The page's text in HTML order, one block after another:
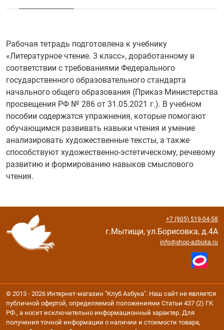
Рабочая тетрадь подготовлена к учебнику
«Литературное чтение. 3 класс», доработанному в
соответствии с требованиями Федерального
государственного образовательного стандарта
начального общего образования (Приказ Министерства
просвещения РФ № 286 от 31.05.2021 г.). В учебном
пособии содержатся упражнения, которые помогают
обучающимся развивать навыки чтения и умение
анализировать художественные тексты, а также
способствуют художественно-эстетическому, речевому
развитию и формированию навыков смыслового
чтения.
+7 (905) 519-04-58
г.Мытищи, ул.Борисовка, д.4А
info@shop-azbuka.ru
© 2013 - 2026 Интернет-магазин "Клуб Азбука". Наш сайт не является
публичной офертой, определяемой положениями Статьи 437 (2) ГК
РФ., а носит исключительно информационный характер. Для
получения точной информации о наличии и стоимости товара,